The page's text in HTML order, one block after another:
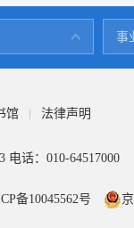
事
馆 法律声明
电话：010-64517000
备10045562号